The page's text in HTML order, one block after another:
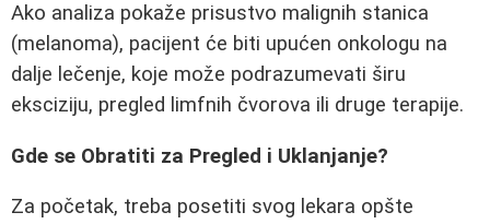
Ako analiza pokaže prisustvo malignih stanica
(melanoma), pacijent će biti upućen onkologu na
dalje lečenje, koje može podrazumevati širu
eksciziju, pregled limfnih čvorova ili druge terapije.
Gde se Obratiti za Pregled i Uklanjanje?
Za početak, treba posetiti svog lekara opšte